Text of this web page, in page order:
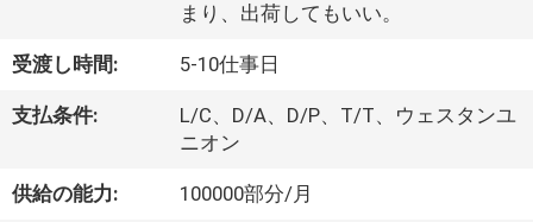
て
場
まり、出荷してもいい。
受渡し時間: 5-10仕事日
支払条件:
L/C、D/A、D/P、T/T、ウェスタンユ
ニオン
供給の能力: 100000部分/月